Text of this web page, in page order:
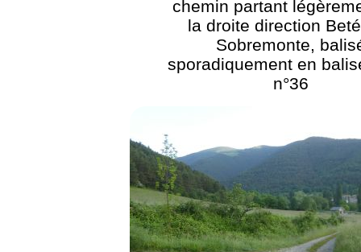
chemin partant
la droite direction
Sobremonte,
sporadiquement en
n°36